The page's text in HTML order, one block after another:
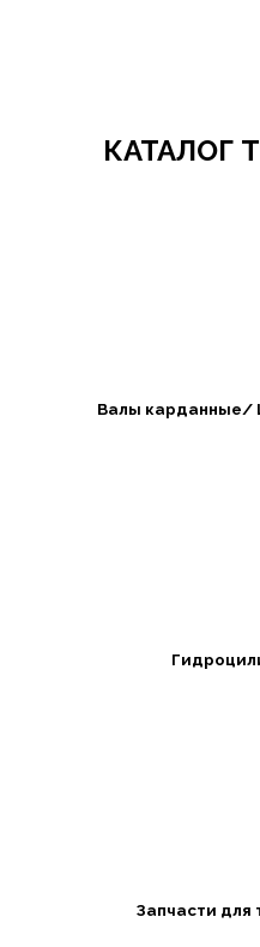
КАТАЛОГ
Валы карданные/
Запчасти для